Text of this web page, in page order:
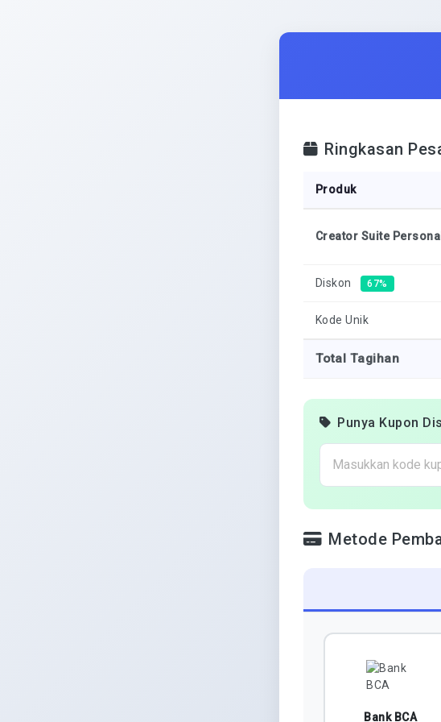
Ringkasan
Produk
Creator Suite
Diskon 67%
Kode Unik
Total Tagihan
Punya Kupon
Metode
Bank BCA